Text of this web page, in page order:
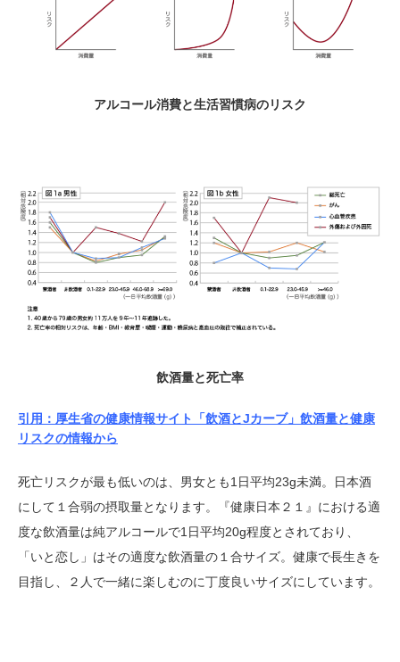
アルコール消費と生活習慣病のリスク
飲酒量と死亡率
引用：厚生省の健康情報サイト「飲酒とJカーブ」飲酒量と健康
リスクの情報から
死亡リスクが最も低いのは、男女とも1日平均23g未満。日本酒
にして１合弱の摂取量となります。『健康日本２１』における適
度な飲酒量は純アルコールで1日平均20g程度とされており、
「いと恋し」はその適度な飲酒量の１合サイズ。健康で長生きを
目指し、２人で一緒に楽しむのに丁度良いサイズにしています。